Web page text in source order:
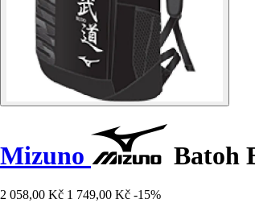
Mizuno Batoh
2 058,00 Kč 1 749,00 Kč -15%